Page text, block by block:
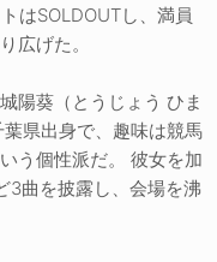
はSOLDOUTし、満員
広げた。
陽葵（とうじょう ひま
県出身で、趣味は競馬
う個性派だ。 彼女を加
3曲を披露し、会場を沸